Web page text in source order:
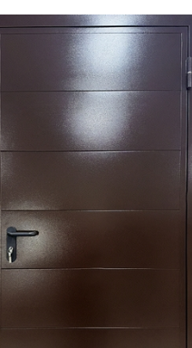
Тамбурные двери
Парадные двери
🔖 РАСПРОДАЖА